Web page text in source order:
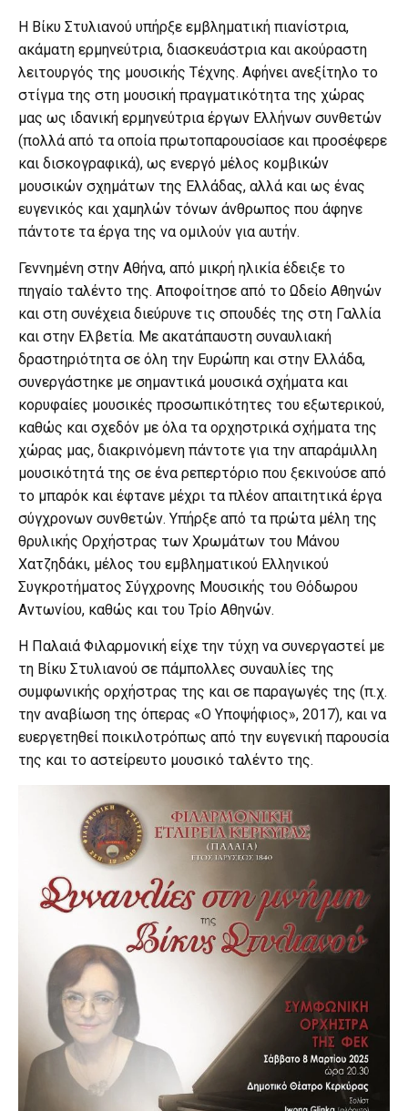
Η Βίκυ Στυλιανού υπήρξε εμβληματική πιανίστρια,
ακάματη ερμηνεύτρια, διασκευάστρια και ακούραστη
λειτουργός της μουσικής Τέχνης. Αφήνει ανεξίτηλο το
στίγμα της στη μουσική πραγματικότητα της χώρας
μας ως ιδανική ερμηνεύτρια έργων Ελλήνων συνθετών
(πολλά από τα οποία πρωτοπαρουσίασε και προσέφερε
και δισκογραφικά), ως ενεργό μέλος κομβικών
μουσικών σχημάτων της Ελλάδας, αλλά και ως ένας
ευγενικός και χαμηλών τόνων άνθρωπος που άφηνε
πάντοτε τα έργα της να ομιλούν για αυτήν.
Γεννημένη στην Αθήνα, από μικρή ηλικία έδειξε το
πηγαίο ταλέντο της. Αποφοίτησε από το Ωδείο Αθηνών
και στη συνέχεια διεύρυνε τις σπουδές της στη Γαλλία
και στην Ελβετία. Με ακατάπαυστη συναυλιακή
δραστηριότητα σε όλη την Ευρώπη και στην Ελλάδα,
συνεργάστηκε με σημαντικά μουσικά σχήματα και
κορυφαίες μουσικές προσωπικότητες του εξωτερικού,
καθώς και σχεδόν με όλα τα ορχηστρικά σχήματα της
χώρας μας, διακρινόμενη πάντοτε για την απαράμιλλη
μουσικότητά της σε ένα ρεπερτόριο που ξεκινούσε από
το μπαρόκ και έφτανε μέχρι τα πλέον απαιτητικά έργα
σύγχρονων συνθετών. Υπήρξε από τα πρώτα μέλη της
θρυλικής Ορχήστρας των Χρωμάτων του Μάνου
Χατζηδάκι, μέλος του εμβληματικού Ελληνικού
Συγκροτήματος Σύγχρονης Μουσικής του Θόδωρου
Αντωνίου, καθώς και του Τρίο Αθηνών.
Η Παλαιά Φιλαρμονική είχε την τύχη να συνεργαστεί με
τη Βίκυ Στυλιανού σε πάμπολλες συναυλίες της
συμφωνικής ορχήστρας της και σε παραγωγές της (π.χ.
την αναβίωση της όπερας «Ο Υποψήφιος», 2017), και να
ευεργετηθεί ποικιλοτρόπως από την ευγενική παρουσία
της και το αστείρευτο μουσικό ταλέντο της.